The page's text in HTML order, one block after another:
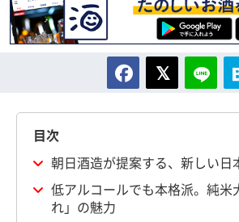
目次
朝日酒造が提案する、新しい日
低アルコールでも本格派。純米
れ」の魅力